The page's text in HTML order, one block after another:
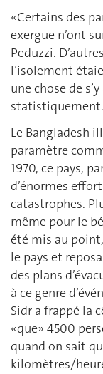
«Certains des
exergue n’ont
Peduzzi.
l’isolement
une chose de
Le Bangladesh
paramètre
1970, ce pays,
d’énormes
catastrophes.
même pour le
été mis au
le pays et
des plans
à ce genre
Sidr a frappé la
«que» 4500
quand on sait
kilomètres/